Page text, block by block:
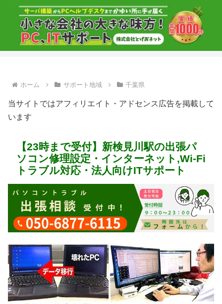
ホーム サポート地域 千葉県
当サイトではアフィリエイト・アドセンス広告を掲載して
います
【23時まで受付】新検見川駅の出張パ
ソコン修理設定・インターネット,Wi-Fi
トラブル対応・法人向けITサポート